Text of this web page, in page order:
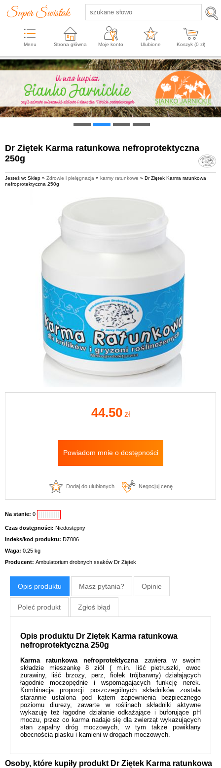
Menu Strona główna Moje konto Ulubione Koszyk (0 zł)
Dr Ziętek Karma ratunkowa nefroprotektyczna
250g
Jesteś w: Sklep » Zdrowie i pielęgnacja » karmy ratunkowe » Dr Ziętek Karma ratunkowa
nefroprotektyczna 250g
44.50 zł
Powiadom mnie o dostępności
Dodaj do ulubionych Negocjuj cenę
Na stanie: 0
Czas dostępności: Niedostępny
Indeks/kod produktu: DZ006
Waga: 0.25 kg
Producent: Ambulatorium drobnych ssaków Dr Ziętek
Opis produktu Masz pytania? Opinie
Poleć produkt Zgłoś błąd
Opis produktu Dr Ziętek Karma ratunkowa
nefroprotektyczna 250g
Karma ratunkowa nefroprotektyczna zawiera w swoim
składzie mieszankę 8 ziół ( m.in. liść pietruszki, owoc
żurawiny, liść brzozy, perz, fiołek trójbarwny) działających
łagodnie moczopędnie i wspomagających funkcję nerek.
Kombinacja proporcji poszczególnych składników została
starannie ustalona pod kątem zapewnienia bezpiecznego
poziomu diurezy, zawarte w roślinach składniki aktywne
wykazuję też łagodne działanie odkażające i buforujące pH
moczu, przez co karma nadaje się dla zwierząt wykazujących
stan zapalny dróg moczowych, w tym także powikłany
obecnością piasku i kamieni w drogach moczowych.
Osoby, które kupiły produkt Dr Ziętek Karma ratunkowa